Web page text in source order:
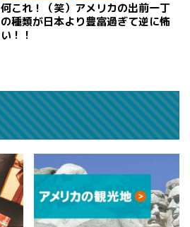
何これ！（笑）アメリカの出前一丁
の種類が日本より豊富過ぎて逆に怖
い！！